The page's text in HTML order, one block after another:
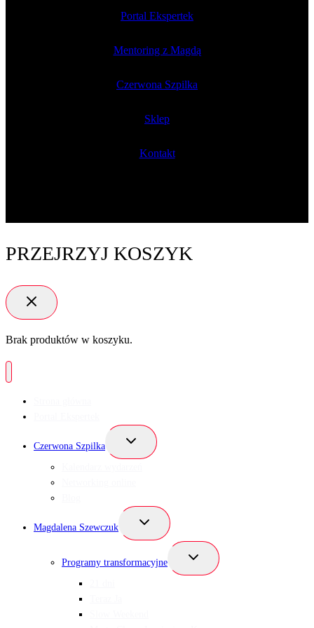
Portal Ekspertek
Mentoring z Magdą
Czerwona Szpilka
Sklep
Kontakt
PRZEJRZYJ KOSZYK
Brak produktów w koszyku.
Czerwona Szpilka
Przełącz
podrzędne
Magdalena Szewczuk
Przełącz
podrzędne
Programy transformacyjne
Przełącz
podrzędne